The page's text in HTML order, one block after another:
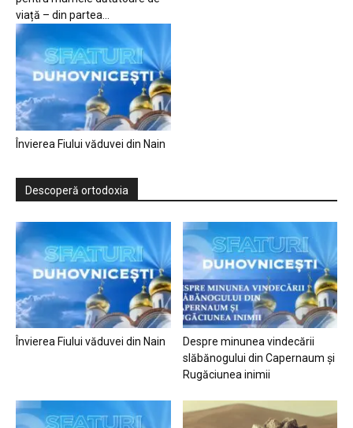
viață – din partea...
Învierea Fiului văduvei din Nain
Descoperă ortodoxia
Învierea Fiului văduvei din Nain
Despre minunea vindecării
slăbănogului din Capernaum și
Rugăciunea inimii